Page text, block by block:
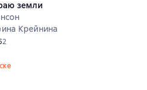
земли
Крейнина
рейтинг 5 на основе 2 оценок
2